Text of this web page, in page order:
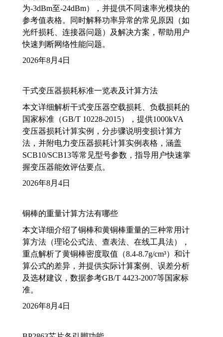
为-3dBm至-24dBm），并提供不同速率光模块的
参考值表格。同时解释功率异常的常见原因（如
光纤损耗、连接器问题）及解决方案，帮助用户
快速判断网络性能问题。
2026年8月4日
干式变压器损耗标准一览表及计算方法
本文详细解析干式变压器空载损耗、负载损耗的
国家标准（GB/T 10228-2015），提供1000kVA
变压器损耗计算实例，分步骤说明变损计算方
法，并附电力变压器损耗计算实例表格，涵盖
SCB10/SCB13等常见型号参数，指导用户快速掌
握变压器能效评估要点。
2026年8月4日
铜棒的重量计算方法有哪些
本文详细介绍了铜棒和黄铜棒重量的三种常用计
算方法（理论公式法、查表法、在线工具法），
重点解析了黄铜棒密度取值（8.4-8.7g/cm³）和计
算公式的差异，并提供实际计算案例、误差分析
及选材建议，数据参考GB/T 4423-2007等国家标
准。
2026年8月4日